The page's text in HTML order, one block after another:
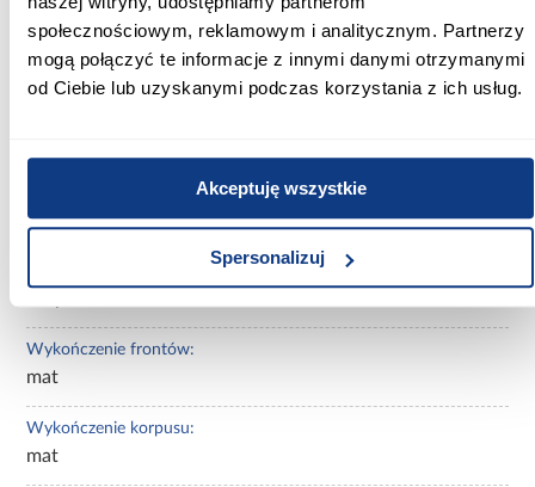
społecznościowym, reklamowym i analitycznym. Partnerzy
mogą połączyć te informacje z innymi danymi otrzymanymi
od Ciebie lub uzyskanymi podczas korzystania z ich usług.
Akceptuję wszystkie
Spersonalizuj
Rodzaj asortymentu:
Regał częściowo zamknięty
bez szuflad
Wykończenie frontów:
mat
Wykończenie korpusu:
mat